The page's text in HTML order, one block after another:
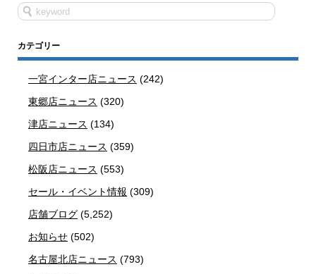
カテゴリー
一宮インター店ニュース (242)
東郷店ニュース (320)
津店ニュース (134)
四日市店ニュース (359)
松阪店ニュース (553)
セール・イベント情報 (309)
店舗ブログ (5,252)
お知らせ (502)
名古屋北店ニュース (793)